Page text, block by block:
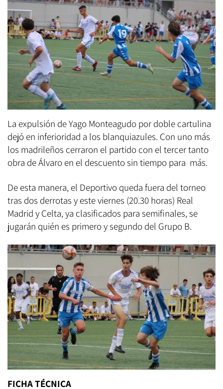
La expulsión de Yago Monteagudo por doble cartulina
dejó en inferioridad a los blanquiazules. Con uno más
los madrileños cerraron el partido con el tercer tanto
obra de Álvaro en el descuento sin tiempo para más.
De esta manera, el Deportivo queda fuera del torneo
tras dos derrotas y este viernes (20.30 horas) Real
Madrid y Celta, ya clasificados para semifinales, se
jugarán quién es primero y segundo del Grupo B.
FICHA TÉCNICA